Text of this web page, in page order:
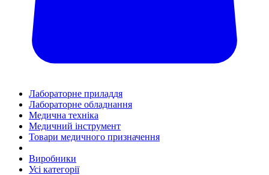
Лабораторне приладдя
Лабораторне обладнання
Медична техніка
Медичний інструмент
Товари медичного призначення
Виробники
Усі категорії